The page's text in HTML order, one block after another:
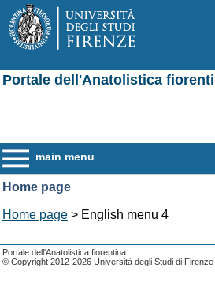
Portale dell'Anatolistica
main menu
Home page
Home page > English menu 4
Portale dell'Anatolistica fiorentina
© Copyright 2012-2026 Università degli Studi di